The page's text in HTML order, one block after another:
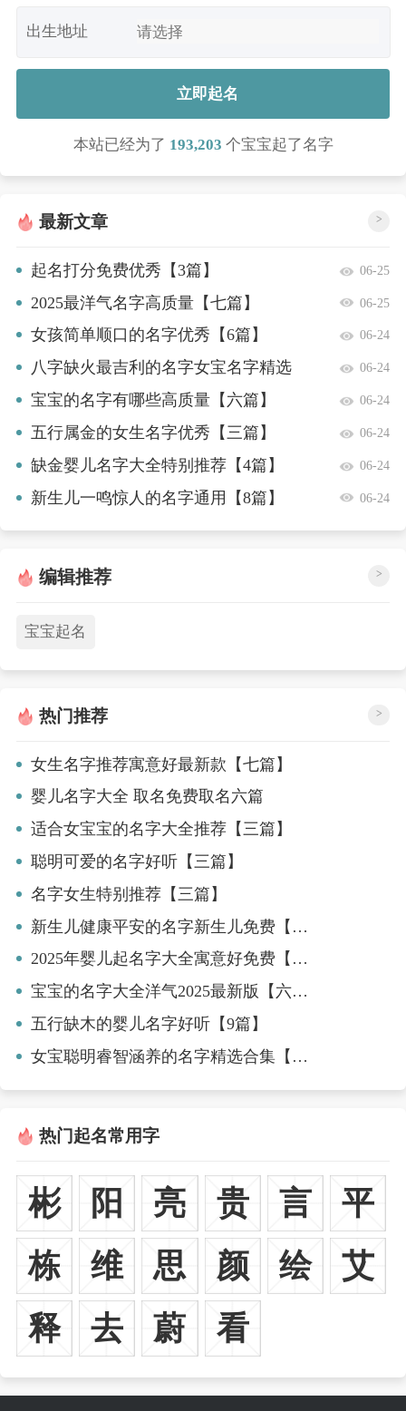
出生地址
立即起名
本站已经为了 193,203 个宝宝起了名字
最新文章 >
起名打分免费优秀【3篇】 06-25
2025最洋气名字高质量【七篇】 06-25
女孩简单顺口的名字优秀【6篇】 06-24
八字缺火最吉利的名字女宝名字精选
【十篇】
06-24
宝宝的名字有哪些高质量【六篇】 06-24
五行属金的女生名字优秀【三篇】 06-24
缺金婴儿名字大全特别推荐【4篇】 06-24
新生儿一鸣惊人的名字通用【8篇】 06-24
编辑推荐 >
宝宝起名
热门推荐 >
女生名字推荐寓意好最新款【七篇】
婴儿名字大全 取名免费取名六篇
适合女宝宝的名字大全推荐【三篇】
聪明可爱的名字好听【三篇】
名字女生特别推荐【三篇】
新生儿健康平安的名字新生儿免费【八篇】
2025年婴儿起名字大全寓意好免费【九篇】
宝宝的名字大全洋气2025最新版【六篇】
五行缺木的婴儿名字好听【9篇】
女宝聪明睿智涵养的名字精选合集【三篇】
热门起名常用字
彬 阳 亮 贵 言
平
栋
维 思 颜 绘
艾
释
去 蔚 看